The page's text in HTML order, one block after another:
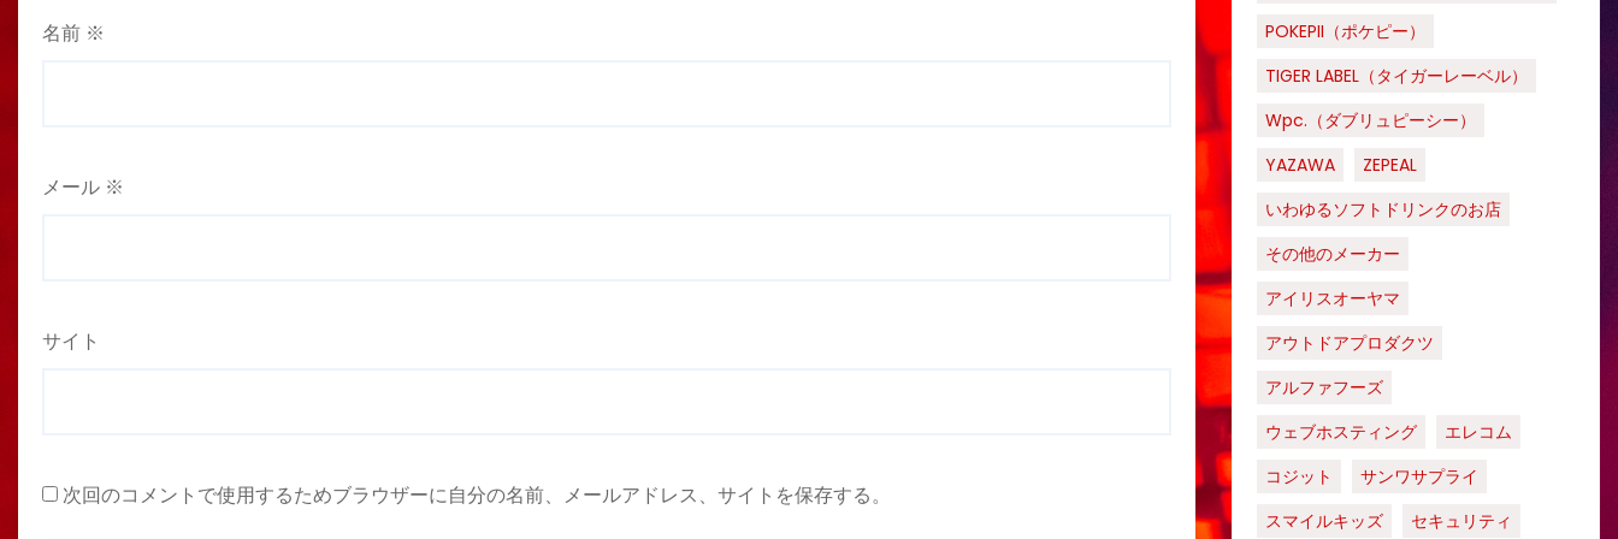
名前 ※
メール ※
サイト
次回のコメントで使用するためブラウザーに自分の名前、メールアドレス、サイトを保存する。
POKEPII（ポケピー）
TIGER LABEL（タイガーレーベル）
Wpc.（ダブリュピーシー）
YAZAWA
ZEPEAL
いわゆるソフトドリンクのお店
その他のメーカー
アイリスオーヤマ
アウトドアプロダクツ
アルファフーズ
ウェブホスティング
エレコム
コジット
サンワサプライ
スマイルキッズ
セキュリティ